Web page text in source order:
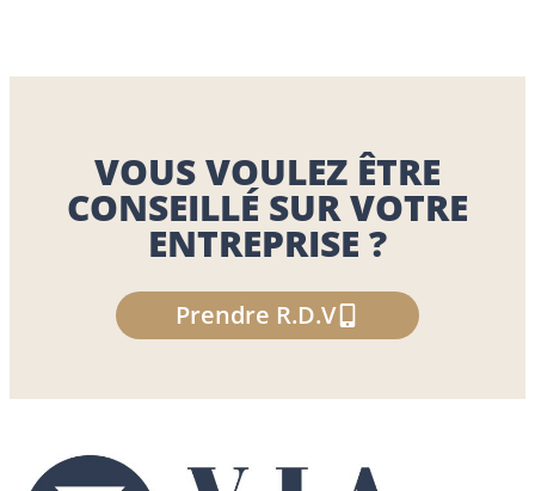
VOUS VOULEZ ÊTRE
CONSEILLÉ SUR VOTRE
ENTREPRISE ?
Prendre R.D.V